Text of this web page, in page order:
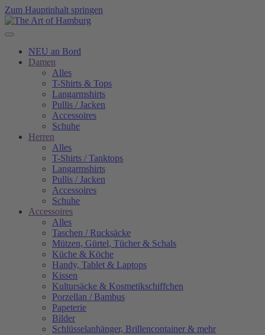
Zum Hauptinhalt springen
NEU an Bord
Damen
Alles
T-Shirts & Tops
Langarmshirts
Pullis / Jacken
Accessoires
Schuhe
Herren
Alles
T-Shirts / Tanktops
Langarmshirts
Pullis / Jacken
Accessoires
Schuhe
Accessoires
Alles
Taschen / Rucksäcke
Mützen, Gürtel, Tücher & Schals
Küche & Köche
Handy, Tablet & Laptops
Kissen
Kultursäcke & Kosmetikschiffchen
Porzellan / Bambus
Papeterie
Bilder
Schlüsselanhänger, Brillencontainer & mehr